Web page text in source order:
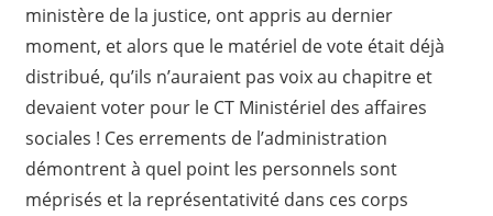
ministère de la justice, ont appris au dernier
moment, et alors que le matériel de vote était déjà
distribué, qu’ils n’auraient pas voix au chapitre et
devaient voter pour le CT Ministériel des affaires
sociales ! Ces errements de l’administration
démontrent à quel point les personnels sont
méprisés et la représentativité dans ces corps